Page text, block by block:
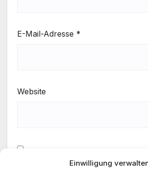
Einwilligung
E-Mail-Adresse *
Website
Meinen Namen, meine E-Mail-